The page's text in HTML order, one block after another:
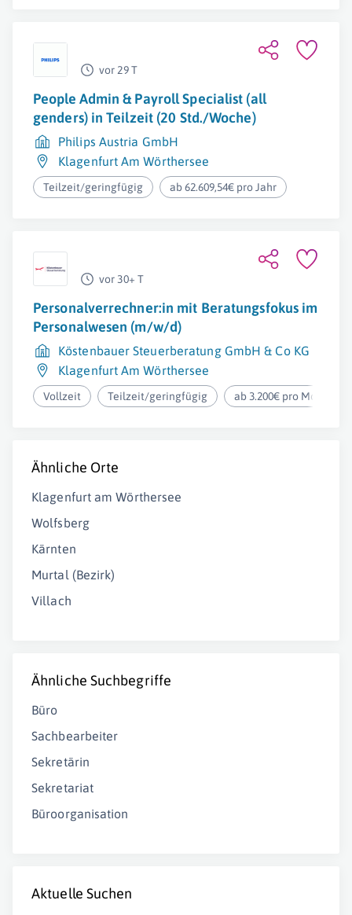
vor 29 T
People Admin & Payroll Specialist (all
genders) in Teilzeit (20 Std./Woche)
Philips Austria GmbH
Klagenfurt Am Wörthersee
Teilzeit/geringfügig ab 62.609,54€ pro Jahr
vor 30+ T
Personalverrechner:in mit Beratungsfokus im
Personalwesen (m/w/d)
Köstenbauer Steuerberatung GmbH & Co KG
Klagenfurt Am Wörthersee
Vollzeit Teilzeit/geringfügig ab 3.200€ pro Monat
Ähnliche Orte
Klagenfurt am Wörthersee
Wolfsberg
Kärnten
Murtal (Bezirk)
Villach
Ähnliche Suchbegriffe
Büro
Sachbearbeiter
Sekretärin
Sekretariat
Büroorganisation
Aktuelle Suchen